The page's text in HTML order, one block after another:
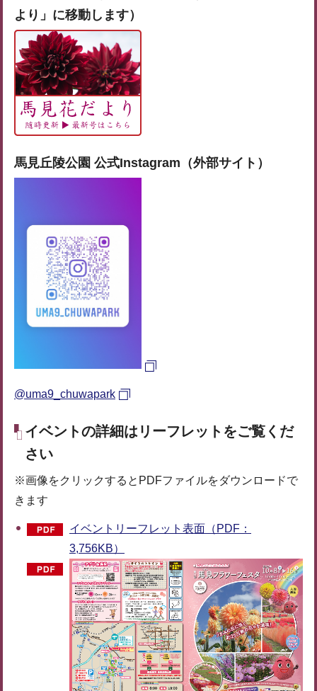
より」に移動します）
馬見丘陵公園 公式Instagram（外部サイト）
@uma9_chuwapark
イベントの詳細はリーフレットをご覧くだ
さい
※画像をクリックするとPDFファイルをダウンロードで
きます
イベントリーフレット表面（PDF：
3,756KB）